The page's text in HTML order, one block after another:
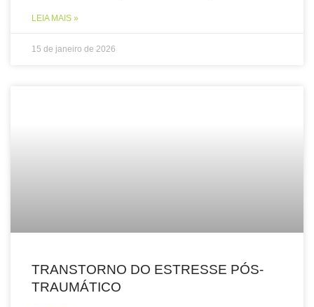
LEIA MAIS »
15 de janeiro de 2026
TRANSTORNO DO ESTRESSE PÓS-
TRAUMÁTICO